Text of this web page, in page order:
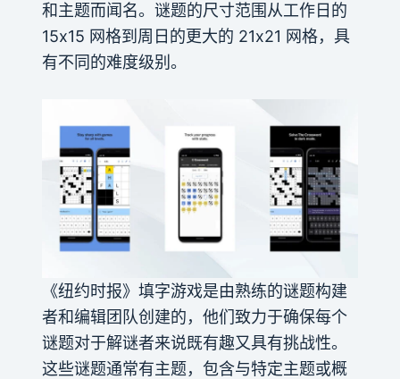
和主题而闻名。谜题的尺寸范围从工作日的
15x15 网格到周日的更大的 21x21 网格，具
有不同的难度级别。
《纽约时报》填字游戏是由熟练的谜题构建
者和编辑团队创建的，他们致力于确保每个
谜题对于解谜者来说既有趣又具有挑战性。
这些谜题通常有主题，包含与特定主题或概